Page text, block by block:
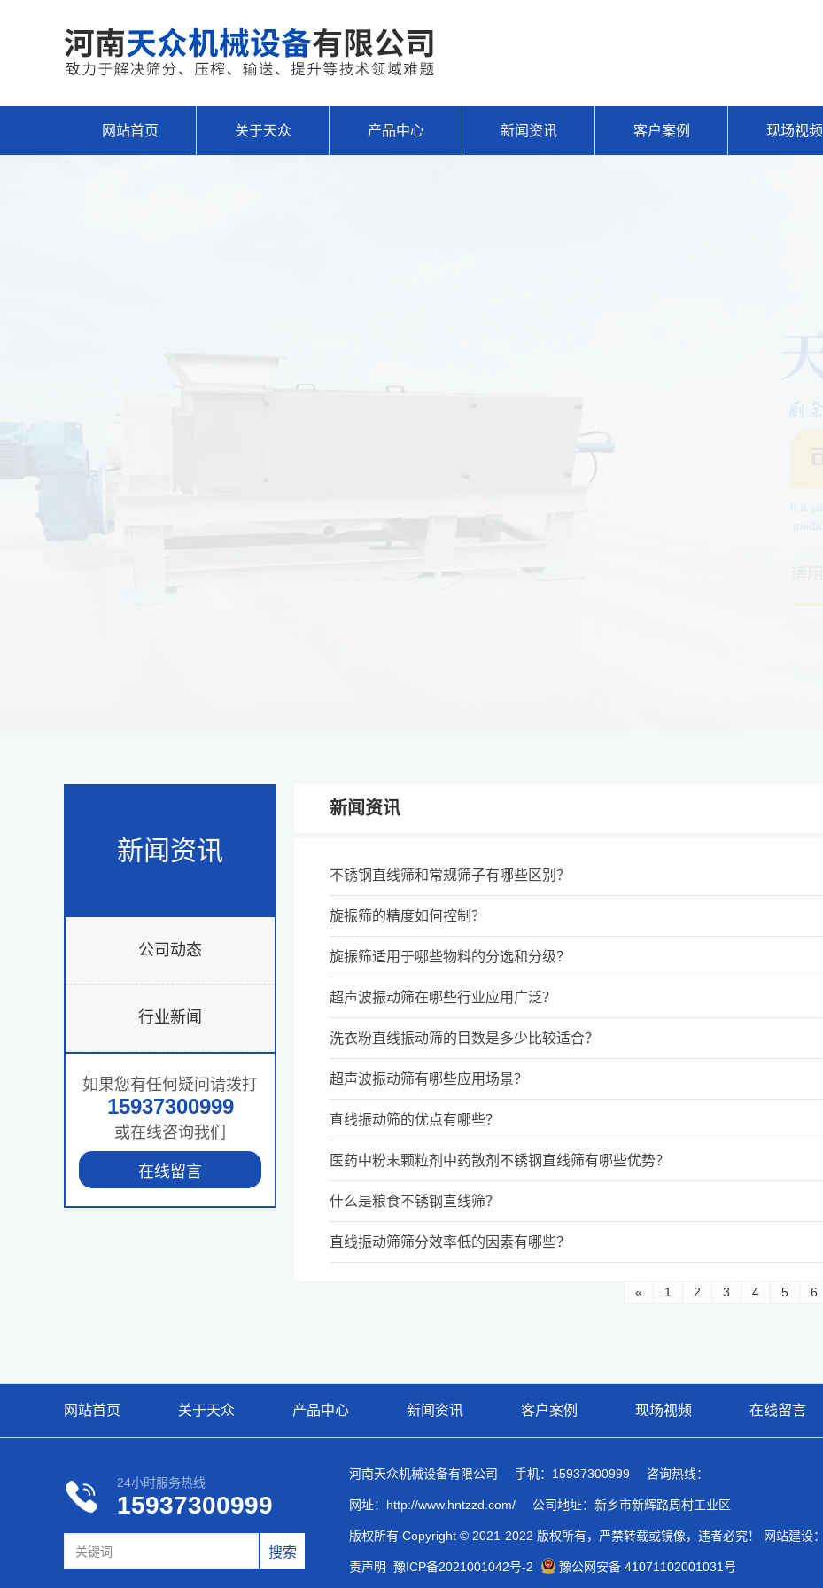
网站首页 关于天众 产品中心 新闻资讯 客户案例 现场视频
新闻资讯
公司动态
行业新闻
如果您有任何疑问请拨打
15937300999
或在线咨询我们
在线留言
新闻资讯
不锈钢直线筛和常规筛子有哪些区别？
旋振筛的精度如何控制？
旋振筛适用于哪些物料的分选和分级？
超声波振动筛在哪些行业应用广泛？
洗衣粉直线振动筛的目数是多少比较适合？
超声波振动筛有哪些应用场景？
直线振动筛的优点有哪些？
医药中粉末颗粒剂中药散剂不锈钢直线筛有哪些优势？
什么是粮食不锈钢直线筛？
直线振动筛筛分效率低的因素有哪些？
« 1 2 3 4 5 6
网站首页 关于天众 产品中心 新闻资讯 客户案例 现场视频 在线留言
24小时服务热线
15937300999
河南天众机械设备有限公司 手机：15937300999 咨询热线：
网址：http://www.hntzzd.com/ 公司地址：新乡市新辉路周村工业区
版权所有 Copyright © 2021-2022 版权所有，严禁转载或镜像，违者必究！ 网站建设：
责声明 豫ICP备2021001042号-2 豫公网安备 41071102001031号